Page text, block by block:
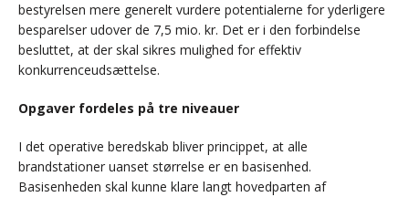
bestyrelsen mere generelt vurdere potentialerne for yderligere
besparelser udover de 7,5 mio. kr. Det er i den forbindelse
besluttet, at der skal sikres mulighed for effektiv
konkurrenceudsættelse.
Opgaver fordeles på tre niveauer
I det operative beredskab bliver princippet, at alle
brandstationer uanset størrelse er en basisenhed.
Basisenheden skal kunne klare langt hovedparten af